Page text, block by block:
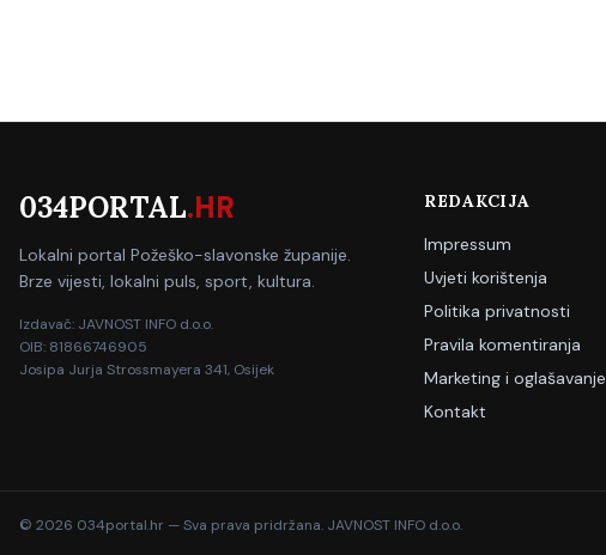
034PORTAL.HR
Lokalni portal Požeško-slavonske županije.
Brze vijesti, lokalni puls, sport, kultura.
Izdavač: JAVNOST INFO d.o.o.
OIB: 81866746905
Josipa Jurja Strossmayera 341, Osijek
REDAKCIJA
Impressum
Uvjeti korištenja
Politika privatnosti
Pravila komentiranja
Marketing i oglašavanje
Kontakt
© 2026 034portal.hr — Sva prava pridržana. JAVNOST INFO d.o.o.